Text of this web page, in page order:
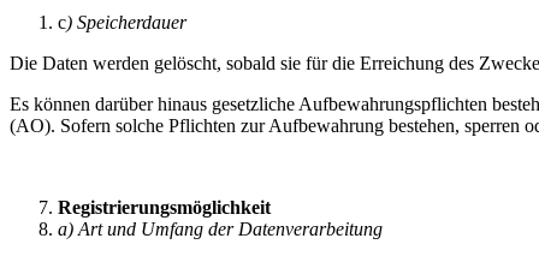
c) Speicherdauer
Die Daten werden gelöscht, sobald sie für die Erreichung des
Es können darüber hinaus gesetzliche Aufbewahrungspflichten
(AO). Sofern solche Pflichten zur Aufbewahrung bestehen, sperren
Registrierungsmöglichkeit
a) Art und Umfang der Datenverarbeitung